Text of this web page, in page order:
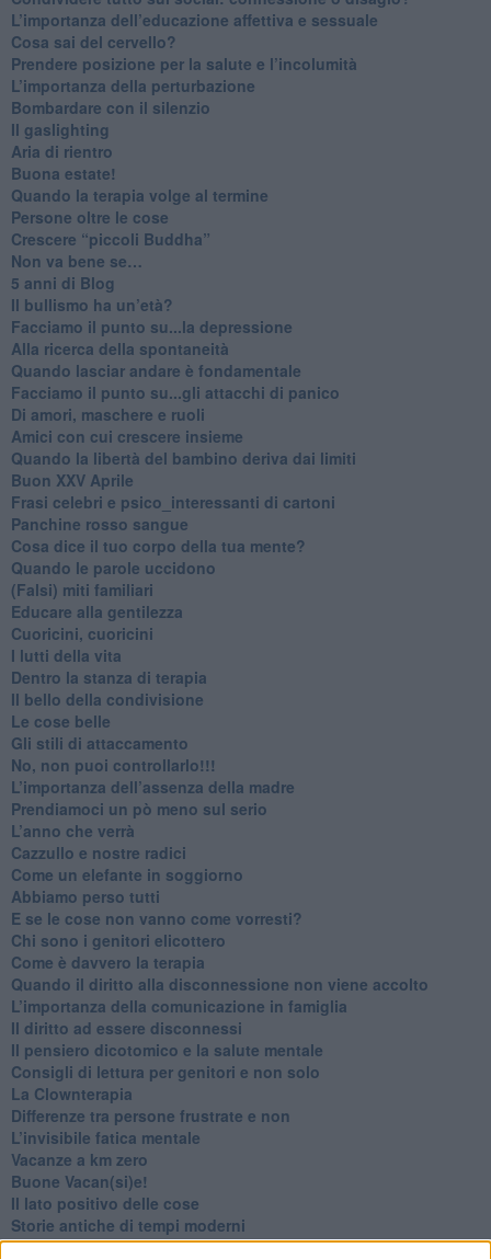
​L’importanza dell’educazione affettiva e sessuale
​Cosa sai del cervello?
Prendere posizione per la salute e l’incolumità
L’importanza della perturbazione
​Bombardare con il silenzio
Il gaslighting
Aria di rientro
Buona estate!
​Quando la terapia volge al termine
​Persone oltre le cose
​Crescere “piccoli Buddha”
Non va bene se…
​5 anni di Blog
​Il bullismo ha un’età?
Facciamo il punto su...la depressione
​Alla ricerca della spontaneità
​Quando lasciar andare è fondamentale
Facciamo il punto su...gli attacchi di panico
Di amori, maschere e ruoli
​Amici con cui crescere insieme
​Quando la libertà del bambino deriva dai limiti
Buon XXV Aprile
​Frasi celebri e psico_interessanti di cartoni
​Panchine rosso sangue
​Cosa dice il tuo corpo della tua mente?
​Quando le parole uccidono
​(Falsi) miti familiari
​Educare alla gentilezza
​Cuoricini, cuoricini
I lutti della vita
​Dentro la stanza di terapia
​Il bello della condivisione
Le cose belle
​Gli stili di attaccamento
No, non puoi controllarlo!!!
​L’importanza dell’assenza della madre
​Prendiamoci un pò meno sul serio
​L’anno che verrà
​Cazzullo e nostre radici
​Come un elefante in soggiorno
​Abbiamo perso tutti
E se le cose non vanno come vorresti?
​Chi sono i genitori elicottero
Come è davvero la terapia
Quando il diritto alla disconnessione non viene accolto
​L’importanza della comunicazione in famiglia
​Il diritto ad essere disconnessi
​Il pensiero dicotomico e la salute mentale
​Consigli di lettura per genitori e non solo
​La Clownterapia
​Differenze tra persone frustrate e non
L’invisibile fatica mentale
Vacanze a km zero
​Buone Vacan(si)e!
​Il lato positivo delle cose
​Storie antiche di tempi moderni
​Quello che alle mamme non dicono